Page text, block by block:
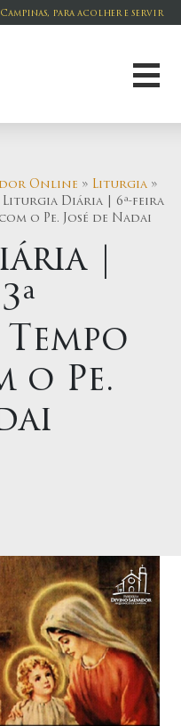
para acolher e servir
Online » Liturgia »
Diária | 6ª-feira
o Pe. José de Nadai
|
o Pe.